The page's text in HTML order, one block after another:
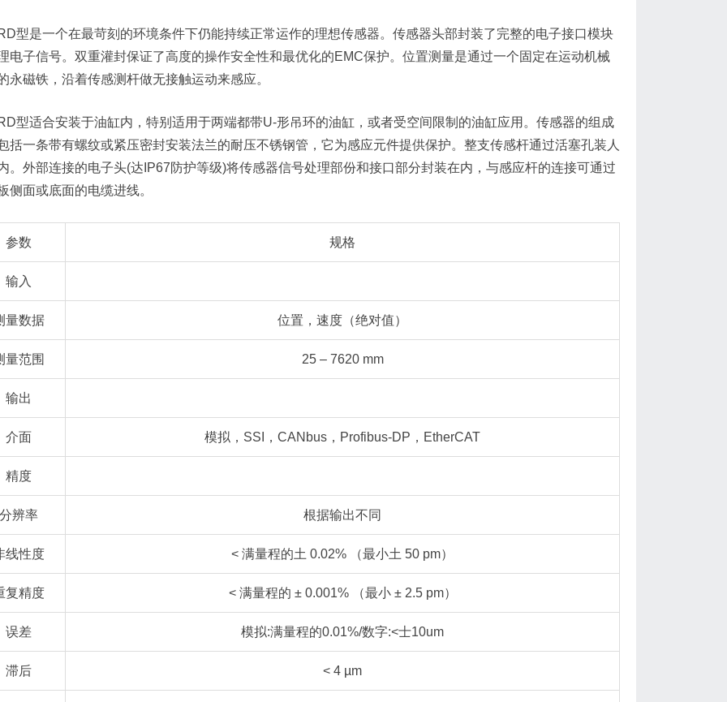
型是一个在最苛刻的环境条件下仍能持续正常运作的理想传感器。传感器头部封装了完整的电子接口模块
电子信号。双重灌封保证了高度的操作安全性和最优化的EMC保护。位置测量是通过一个固定在运动机械
永磁铁，沿着传感测杆做无接触运动来感应。
型适合安装于油缸内，特别适用于两端都带U-形吊环的油缸，或者受空间限制的油缸应用。传感器的组成
括一条带有螺纹或紧压密封安装法兰的耐压不锈钢管，它为感应元件提供保护。整支传感杆通过活塞孔装人
。外部连接的电子头(达IP67防护等级)将传感器信号处理部份和接口部分封装在内，与感应杆的连接可通过
侧面或底面的电缆进线。
参数 规格
输入
量数据 位置，速度（绝对值）
量范围 25 – 7620 mm
输出
介面 模拟，SSI，CANbus，Profibus-DP，EtherCAT
精度
辨率 根据输出不同
线性度 < 满量程的土 0.02% （最小土 50 pm）
复精度 < 满量程的 ± 0.001% （最小 ± 2.5 pm）
误差 模拟:满量程的0.01%/数字:<士10um
滞后 < 4 µm